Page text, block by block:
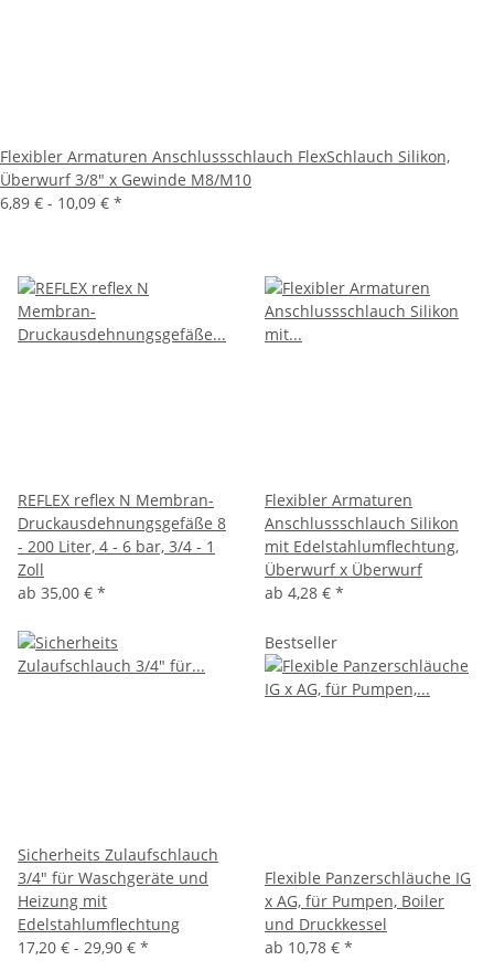
Flexibler Armaturen Anschlussschlauch FlexSchlauch Silikon,
Überwurf 3/8" x Gewinde M8/M10
6,89 € - 10,09 € *
REFLEX reflex N Membran-
Druckausdehnungsgefäße 8
- 200 Liter, 4 - 6 bar, 3/4 - 1
Zoll
ab 35,00 € *
Flexibler Armaturen
Anschlussschlauch Silikon
mit Edelstahlumflechtung,
Überwurf x Überwurf
ab 4,28 € *
Sicherheits Zulaufschlauch
3/4" für Waschgeräte und
Heizung mit
Edelstahlumflechtung
17,20 € - 29,90 € *
Bestseller
Flexible Panzerschläuche IG
x AG, für Pumpen, Boiler
und Druckkessel
ab 10,78 € *